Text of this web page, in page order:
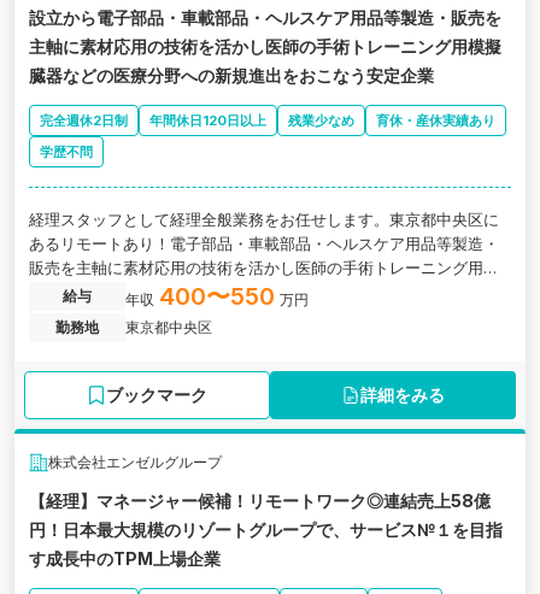
設立から電子部品・車載部品・ヘルスケア用品等製造・販売を
主軸に素材応用の技術を活かし医師の手術トレーニング用模擬
臓器などの医療分野への新規進出をおこなう安定企業
完全週休2日制 年間休日120日以上 残業少なめ
育休・産休実績あり
学歴不問
経理スタッフとして経理全般業務をお任せします。東京都中央区に
あるリモートあり！電子部品・車載部品・ヘルスケア用品等製造・
販売を主軸に素材応用の技術を活かし医師の手術トレーニング用模
擬臓器などの医療分野への新規進出をおこなう安定企業の求人です
給与 年収 400〜550 万円
勤務地
東京都中央区
ブックマーク 詳細をみる
株式会社エンゼルグループ
【経理】マネージャー候補！リモートワーク◎連結売上58億
円！日本最大規模のリゾートグループで、サービス№１を目指
す成長中のTPM上場企業